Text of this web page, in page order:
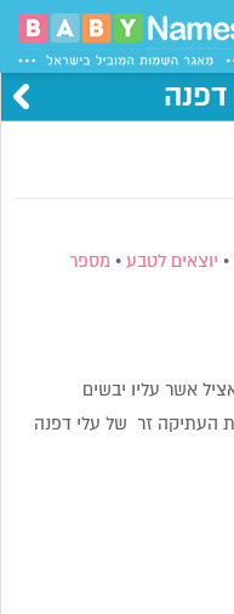
• יוצאים לטבע • מספר
אשר עליו יבשים
העתיקה זר של עלי דפנה